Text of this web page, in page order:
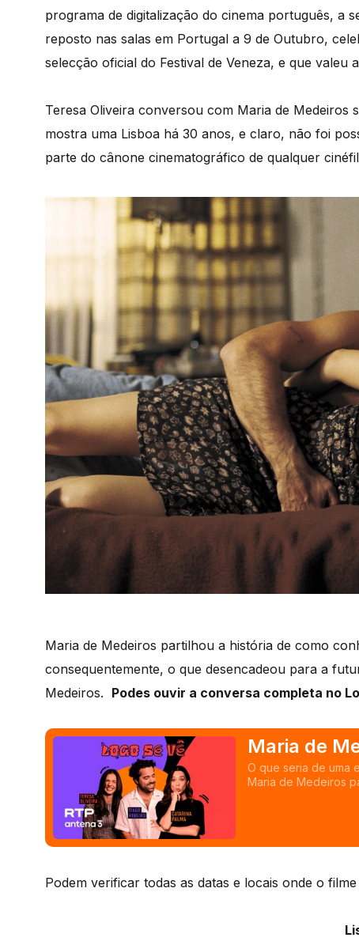
programa de digitalização do cinema português, a
reposto nas salas em Portugal a 9 de Outubro,
selecção oficial do Festival de Veneza, e que
Teresa Oliveira conversou com Maria de Medeiros
mostra uma Lisboa há 30 anos, e claro, não foi
parte do cânone cinematográfico de qualquer
Maria de Medeiros partilhou a história de como
consequentemente, o que desencadeou para a
Medeiros. Podes ouvir a conversa completa no
Maria de
O que seria de uma
Maria de Medeiros
Podem verificar todas as datas e locais onde o